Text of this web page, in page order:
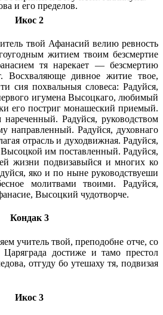
и его пределов.
Икос 2
твой Афанасий велию ревность
житием твоим безсмертие
тя нарекает — безсмертию
Восхваляюще дивное житие твое,
сия похвальныя словеса: Радуйся,
игумена Высоцкаго, любимый
его постриг монашеский приемый.
Радуйся, руководством
направленный. Радуйся, духовнаго
отрасль и духодвижная. Радуйся,
им поставленный. Радуйся,
жизни подвизавыйся и многих ко
яко и по ныне руководствуеши
молитвами твоими. Радуйся,
Высоцкий чудотворче.
Кондак 3
учитель твой, преподобне отче, со
достиже и тамо престол
отгуду бо утешаху тя, подвизая
Икос 3